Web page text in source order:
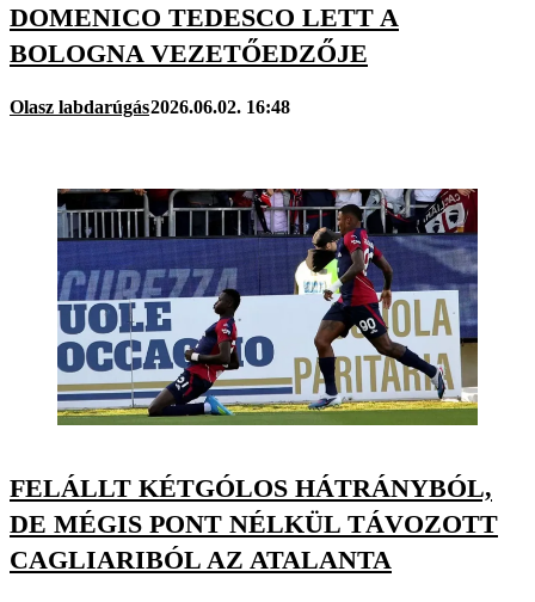
DOMENICO TEDESCO LETT A
BOLOGNA VEZETŐEDZŐJE
Olasz labdarúgás2026.06.02. 16:48
FELÁLLT KÉTGÓLOS HÁTRÁNYBÓL,
DE MÉGIS PONT NÉLKÜL TÁVOZOTT
CAGLIARIBÓL AZ ATALANTA